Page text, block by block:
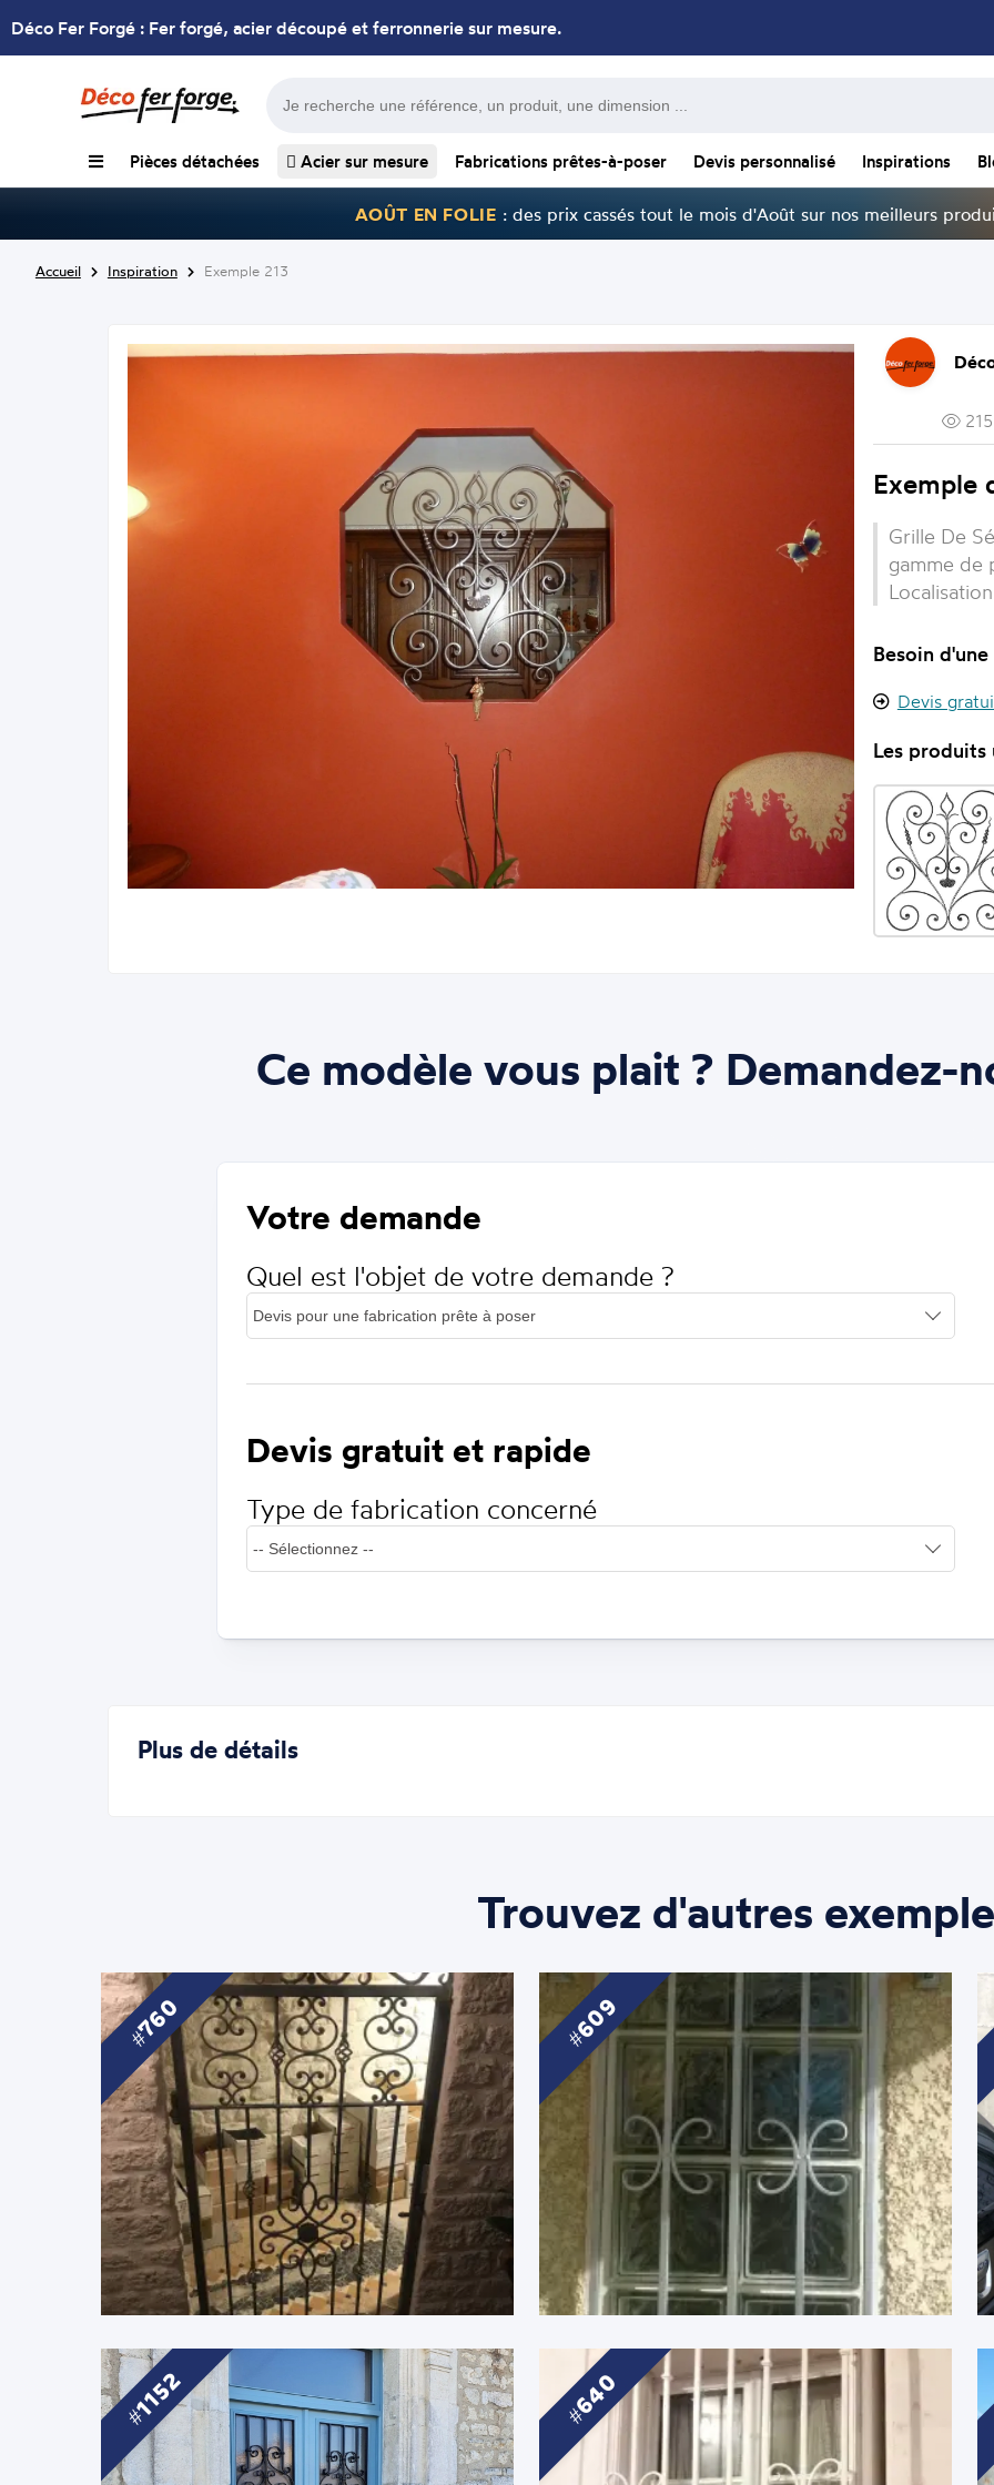
Déco Fer Forgé : Fer forgé, acier découpé et ferronnerie sur mesure.
Pièces détachées Acier sur mesure Fabrications prêtes-à-poser Devis personnalisé Inspirations
AOÛT EN FOLIE : des prix cassés tout le mois d'Août sur nos meilleurs
Accueil Inspiration Exemple 213
215
Exemple
Grille De
gamme de
Besoin
Devis
Les produits
Ce modèle vous plait ? Demandez-
Votre demande
Quel est l'objet de votre demande ?
Devis gratuit et rapide
Type de fabrication concerné
Plus de détails
Trouvez d'autres
760 609
1152 640